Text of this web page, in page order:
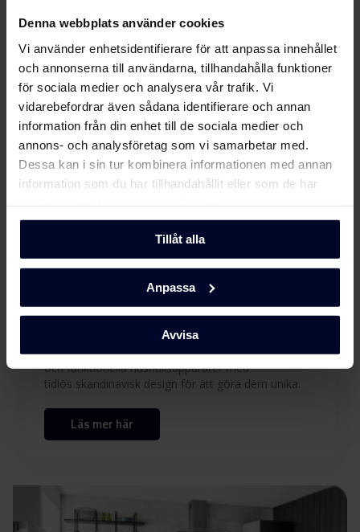
Denna webbplats använder cookies
Vi använder enhetsidentifierare för att anpassa innehållet
och annonserna till användarna, tillhandahålla funktioner
för sociala medier och analysera vår trafik. Vi
vidarebefordrar även sådana identifierare och annan
information från din enhet till de sociala medier och
annons- och analysföretag som vi samarbetar med.
Dessa kan i sin tur kombinera informationen med annan
information som du har tillhandahållit eller som de har
Tillåt alla
Anpassa
Avvisa
och varningar (SV)
Säkerhetsinformation
och varningar (EN)
Varningar och
säkerhetsinformation
Ladda ner
Användarmanual (EN)
Användarmanual (FI)
Användarmanual (DK)
Produktbild DS 4911-60 T
Produktbild DS 4911-60
Ladda ner utvalda
VäljGRAM
... Eftersom vi fokuserar på kvalitet och
hållbarhet genom att utveckla miljövänliga
och funktionella hushållsapparater med
tidlös skandinavisk design för att göra dem unika.
Läs mer här